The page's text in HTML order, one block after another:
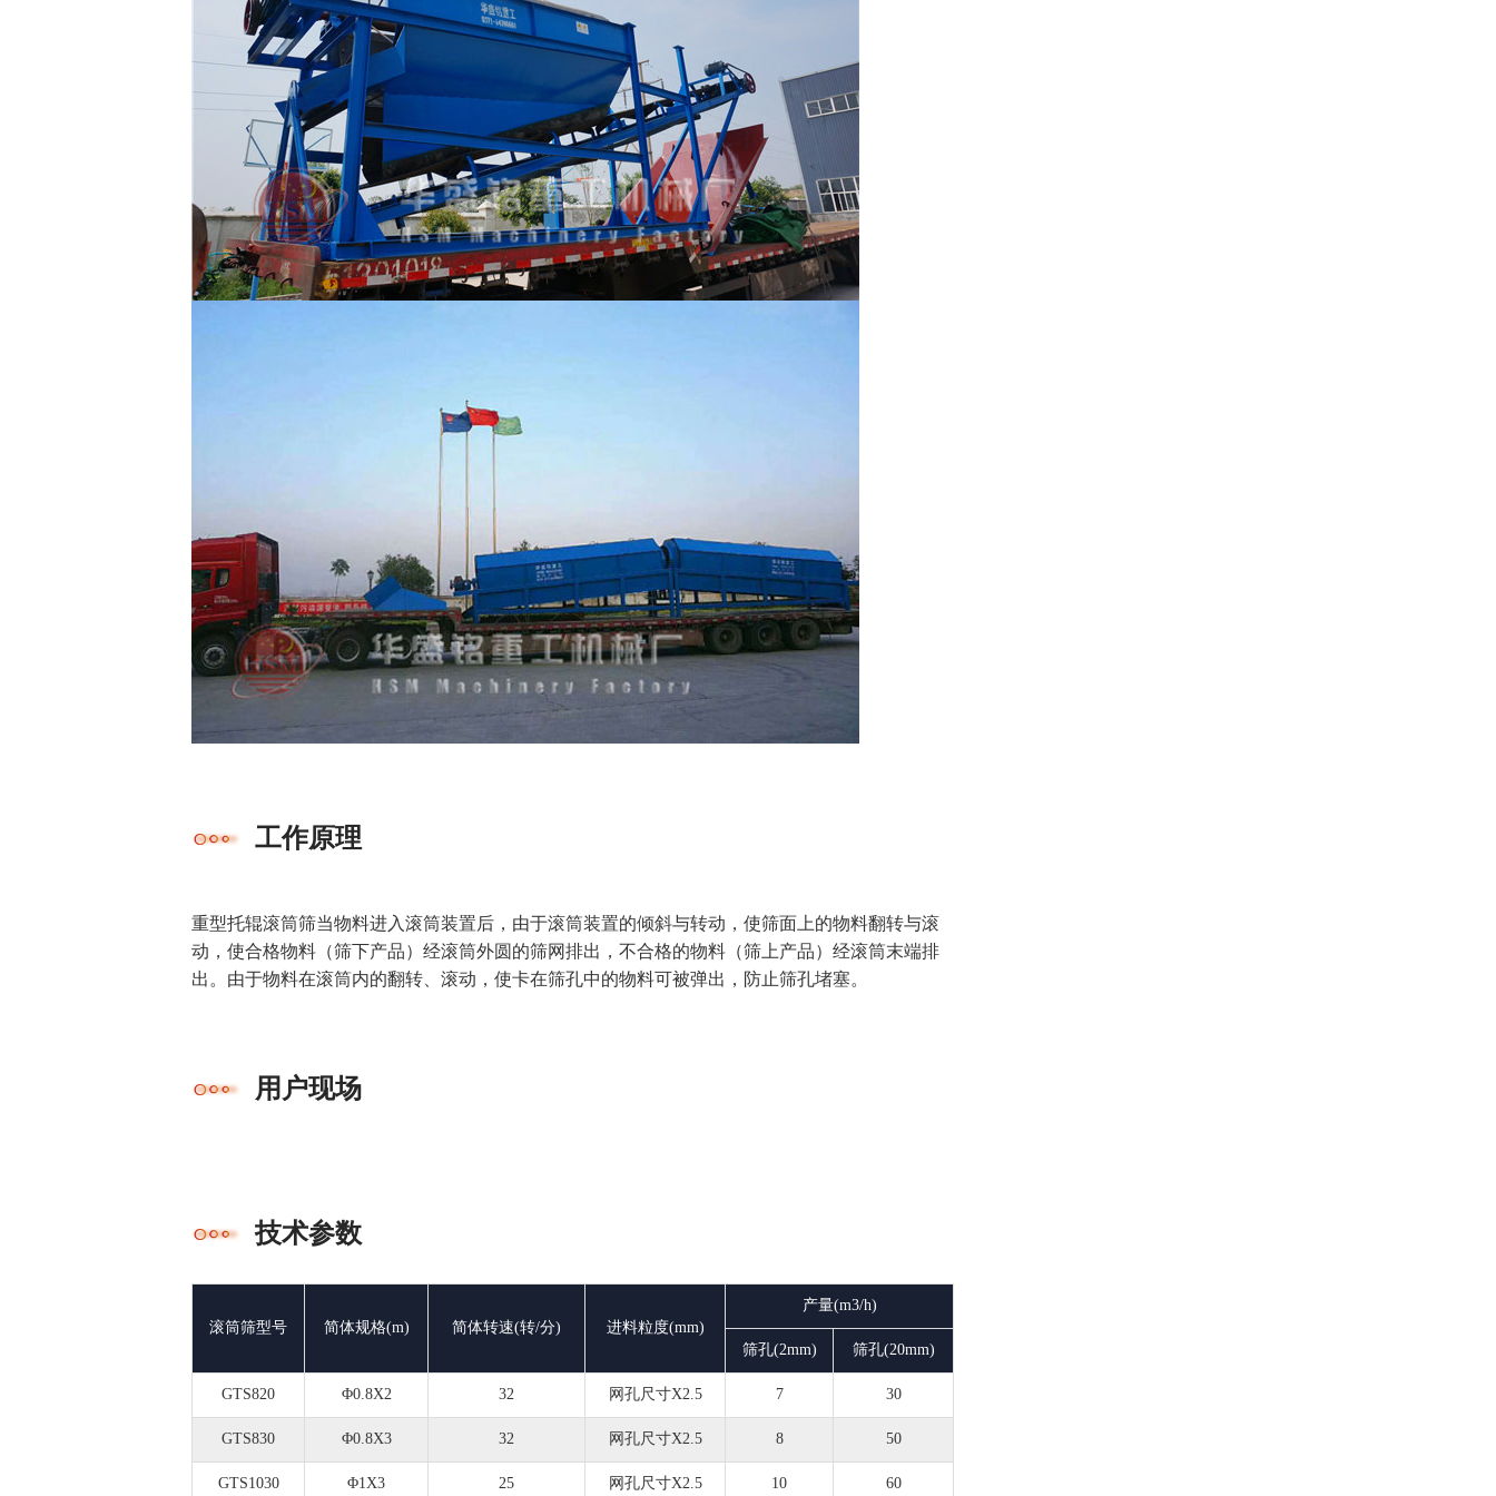
工作原理
重型托辊滚筒筛当物料进入滚筒装置后，由于滚筒装置的倾斜与转动，使筛面上的物料翻转与滚
动，使合格物料（筛下产品）经滚筒外圆的筛网排出，不合格的物料（筛上产品）经滚筒末端排
出。由于物料在滚筒内的翻转、滚动，使卡在筛孔中的物料可被弹出，防止筛孔堵塞。
用户现场
技术参数
滚筒筛型号 简体规格(m) 简体转速(转/分) 进料粒度(mm)
产量(m3/h)
筛孔(2mm) 筛孔(20mm)
GTS820 Φ0.8X2 32 网孔尺寸X2.5 7 30
GTS830 Φ0.8X3 32 网孔尺寸X2.5 8 50
GTS1030 Φ1X3 25 网孔尺寸X2.5 10 60